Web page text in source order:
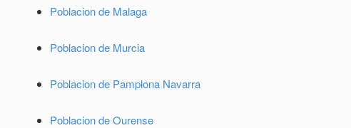
Poblacion de Malaga
Poblacion de Murcia
Poblacion de Pamplona Navarra
Poblacion de Ourense